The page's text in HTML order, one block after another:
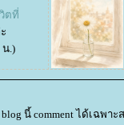
ตที่
น.)
นี้ comment ได้เฉพาะ